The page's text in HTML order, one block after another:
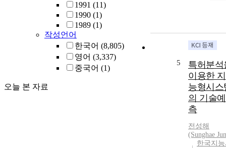
1991 (11)
1990 (1)
1989 (1)
작성언어
한국어 (8,805)
영어 (3,337)
중국어 (1)
오늘 본 자료
5
특허분석
이용한 지
능형시스
의 기술예
측
전성해
(Sunghae
한국지